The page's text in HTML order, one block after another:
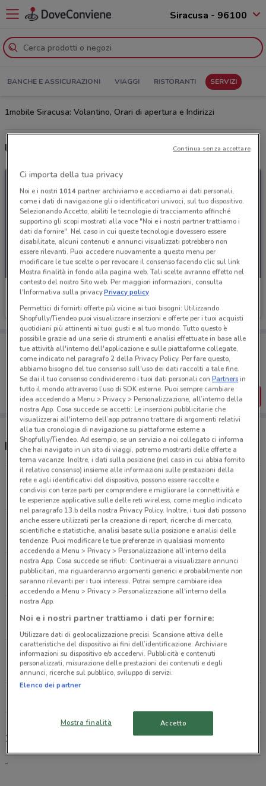
Siracusa - 96100
BANCHE E ASSICURAZIONI VIAGGI RISTORANTI SERVIZI
1mobile Siracusa: Volantino, Orari di apertura e Indirizzi
Ultime offerte del volantino 1mobile
1mobile
Scade il 31/08
Porta DoveConviene sempre con te!
Puoi trovare le migliori offerte dei negozi vicino a te,
salvarle e creare la tua lista del risparmio, comodamente
dal tuo cellulare.
SCARICA L’APP
Negozi 1mobile a Siracusa
Viale Regina Margherita 10 Siracusa
309 m
Via Brenta, 46 Siracusa
384 m
Via Xx Settembre 32/34/36 Siracusa
739 m
744 m
Via Elorina 55 Siracusa
971 m
1mobile, offerte e negozi
-
Ci importa della tua privacy
Noi e i nostri 1014partner archiviamo e accediamo ai dati personali,
come i dati di navigazione gli o identificatori univoci, sul tuo dispositivo.
Selezionando Accetto, abiliti le tecnologie di tracciamento affinché
supportino gli scopi mostrati alla voce "Noi e i nostri partner trattiamo i
dati da fornire". Nel caso in cui queste tecnologie dovessero essere
disabilitate, alcuni contenuti e annunci visualizzati potrebbero non
essere rilevanti. Puoi accedere nuovamente a questo menu per
modificare le tue scelte o per revocare il consenso facendo clic sul link
Mostra finalità in fondo alla pagina web. Tali scelte avranno effetto nel
contesto del nostro Sito web. Per maggiori informazioni, consulta
l'Informativa sulla privacy.Privacy policy
Permettici di fornirti offerte più vicine ai tuoi bisogni: Utilizzando
Shopfully/Tiendeo puoi visualizzare inserzioni e offerte per i tuoi acquisti
quotidiani più attinenti ai tuoi gusti e al tuo mondo. Tutto questo è
possibile grazie ad una serie di strumenti e analisi effettuate in base alle
tue attività all'interno dell'applicazione e sulle piattaforme collegate,
come indicato nel paragrafo 2 della Privacy Policy. Per fare questo,
abbiamo bisogno del tuo consenso sull'uso dei dati raccolti a tale fine.
Se dai il tuo consenso condivideremo i tuoi dati personali conPartnersin
tutto il mondo attraverso l’uso di SDK esterne. Puoi sempre cambiare
idea accedendo a Menu > Privacy > Personalizzazione, all’interno della
nostra App. Cosa succede se accetti: Le inserzioni pubblicitarie che
visualizzerai all'interno dell’app potranno trattare di argomenti relativi
alla tua cronologia di navigazione su piattaforme esterne a
Shopfully/Tiendeo. Ad esempio, se un servizio a noi collegato ci informa
che hai navigato in un sito di viaggi, potremo mostrarti delle offerte a
tema vacanze. Inoltre, i dati sulla posizione (nel caso in cui abbia fornito
il relativo consenso) insieme alle informazioni sulle prestazioni della
rete e agli identificativi del dispositivo, possono essere raccolte e
condivisi con terze parti per comprendere e migliorare la connettività e
le esperienze applicative sulle delle reti wireless, come meglio indicato
nel paragrafo 13.b della nostra Privacy Policy. Inoltre, i tuoi dati possono
anche essere utilizzati per la creazione di report, ricerche di mercato,
scientifiche e statistiche, analisi basate sulla posizione e analisi delle
tendenze. Puoi modificare le tue preferenze in qualsiasi momento
accedendo a Menu > Privacy > Personalizzazione all'interno della
nostra App. Cosa succede se rifiuti: Continuerai a visualizzare annunci
pubblicitari, ma riguarderanno argomenti generici e probabilmente non
saranno rilevanti per i tuoi interessi. Potrai sempre cambiare idea
accedendo a Menu > Privacy > Personalizzazione all'interno della
nostra App.
Noi e i nostri partner trattiamo i dati per fornire:
Utilizzare dati di geolocalizzazione precisi. Scansione attiva delle
caratteristiche del dispositivo ai fini dell’identificazione. Archiviare
informazioni su dispositivo e/o accedervi. Pubblicità e contenuti
personalizzati, misurazione delle prestazioni dei contenuti e degli
annunci, ricerche sul pubblico, sviluppo di servizi.
Elenco dei partner
Mostra finalità Accetto
Continua senza accettare